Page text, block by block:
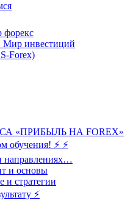
форекс
инвестиций
Forex)
«ПРИБЫЛЬ НА FOREX»
обучения! ⚡ ⚡
направлениях…
и основы
стратегии
⚡️